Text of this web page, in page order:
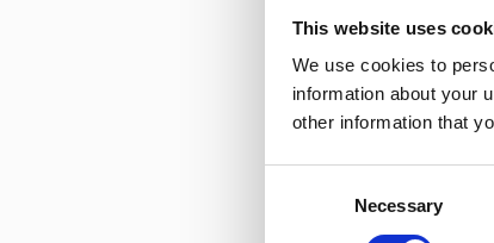
This website uses
We use cookies to
information about your
other information that
Necessary
Det finnes flere kjente
• For lavt væskeinntak